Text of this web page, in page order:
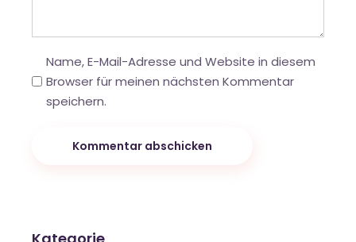
Name, E-Mail-Adresse und Website in diesem
Browser für meinen nächsten Kommentar
speichern.
Kommentar abschicken